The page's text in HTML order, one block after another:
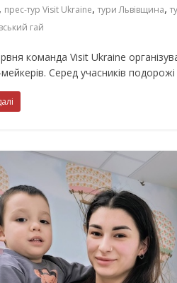
, прес-тур Visit Ukraine, тури Львівщина,
гай
команда Visit Ukraine
Серед учасників